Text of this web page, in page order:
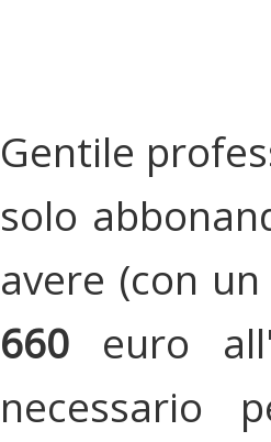
Gentile
solo
avere (con
660 euro
necessario